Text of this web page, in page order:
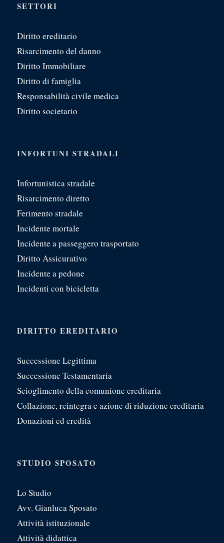
SETTORI
Diritto ereditario
Risarcimento del danno
Diritto Immobiliare
Diritto di famiglia
Responsabilità civile medica
Diritto societario
INFORTUNI STRADALI
Infortunistica stradale
Risarcimento diretto
Ferimento stradale
Incidente mortale
Incidente a passeggero trasportato
Diritto Assicurativo
Incidente a pedone
Incidenti con bicicletta
DIRITTO EREDITARIO
Successione Legittima
Successione Testamentaria
Scioglimento della comunione ereditaria
Collazione, reintegra e azione di riduzione ereditaria
Donazioni ed eredità
STUDIO SPOSATO
Lo Studio
Avv. Gianluca Sposato
Attività istituzionale
Attività didattica